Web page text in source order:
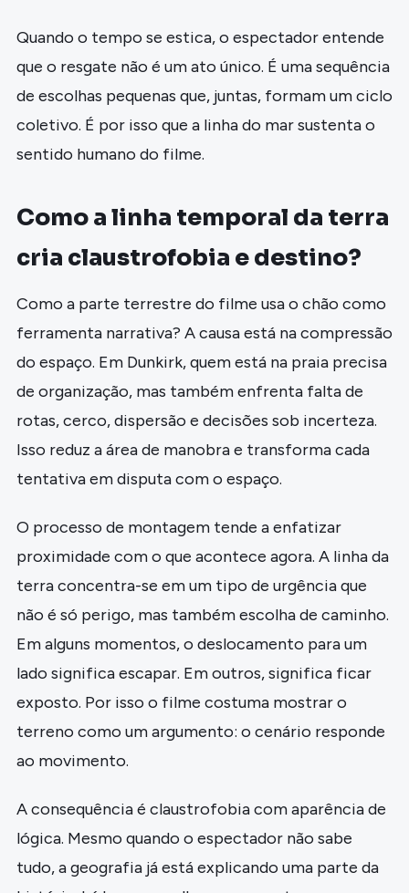
Quando o tempo se estica, o espectador entende
que o resgate não é um ato único. É uma sequência
de escolhas pequenas que, juntas, formam um ciclo
coletivo. É por isso que a linha do mar sustenta o
sentido humano do filme.
Como a linha temporal da terra
cria claustrofobia e destino?
Como a parte terrestre do filme usa o chão como
ferramenta narrativa? A causa está na compressão
do espaço. Em Dunkirk, quem está na praia precisa
de organização, mas também enfrenta falta de
rotas, cerco, dispersão e decisões sob incerteza.
Isso reduz a área de manobra e transforma cada
tentativa em disputa com o espaço.
O processo de montagem tende a enfatizar
proximidade com o que acontece agora. A linha da
terra concentra-se em um tipo de urgência que
não é só perigo, mas também escolha de caminho.
Em alguns momentos, o deslocamento para um
lado significa escapar. Em outros, significa ficar
exposto. Por isso o filme costuma mostrar o
terreno como um argumento: o cenário responde
ao movimento.
A consequência é claustrofobia com aparência de
lógica. Mesmo quando o espectador não sabe
tudo, a geografia já está explicando uma parte da